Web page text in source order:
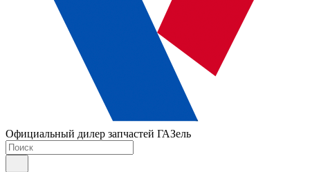
Официальный дилер запчастей ГАЗель